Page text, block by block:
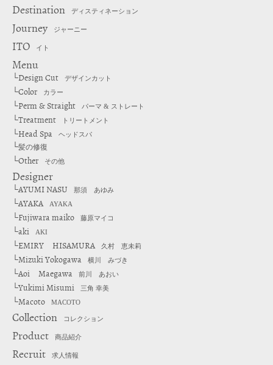
Destination ディスティネーション
Journey ジャーニー
ITO イト
Menu
└Design Cut デザインカット
└Color カラー
└Perm & Straight パーマ & ストレート
└Treatment トリートメント
└Head Spa ヘッドスパ
└髪の修復
└Other その他
Designer
└AYUMI NASU 那須 あゆみ
└AYAKA AYAKA
└Fujiwara maiko 藤原マイコ
└aki AKI
└EMIRY HISAMURA 久村 恵未莉
└Mizuki Yokogawa 横川 みづき
└Aoi Maegawa 前川 あおい
└Yukimi Misumi 三角 幸美
└Macoto MACOTO
Collection コレクション
Product 商品紹介
Recruit 求人情報